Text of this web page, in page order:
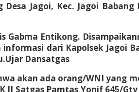
Jagoi, Kec. Jagoi Babang
Gabma Entikong.
dari Kapolsek Jagoi
Dansatgas
akan ada orang/WNI yang
II Satgas Pamtas Yonif 645/